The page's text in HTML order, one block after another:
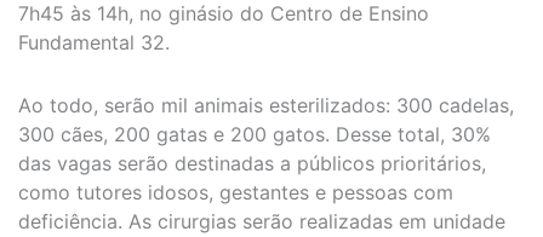
7h45 às 14h, no ginásio do Centro de Ensino
Fundamental 32.
Ao todo, serão mil animais esterilizados: 300 cadelas,
300 cães, 200 gatas e 200 gatos. Desse total, 30%
das vagas serão destinadas a públicos prioritários,
como tutores idosos, gestantes e pessoas com
deficiência. As cirurgias serão realizadas em unidade